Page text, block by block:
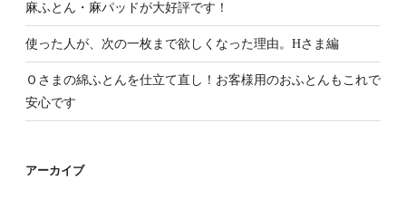
麻ふとん・麻パッドが大好評です！
使った人が、次の一枚まで欲しくなった理由。Hさま編
Ｏさまの綿ふとんを仕立て直し！お客様用のおふとんもこれで
安心です
アーカイブ